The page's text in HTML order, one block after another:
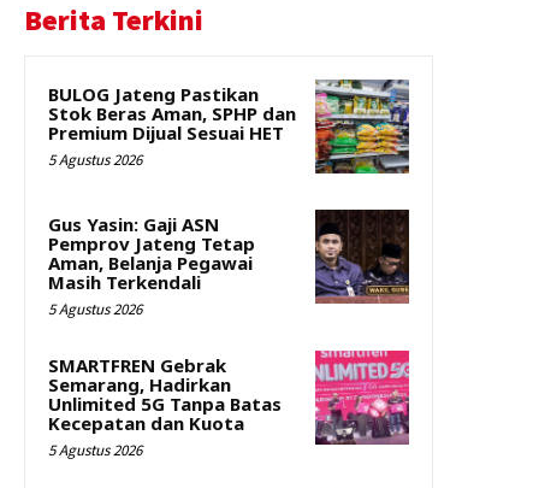
Berita Terkini
BULOG Jateng Pastikan
Stok Beras Aman, SPHP dan
Premium Dijual Sesuai HET
5 Agustus 2026
Gus Yasin: Gaji ASN
Pemprov Jateng Tetap
Aman, Belanja Pegawai
Masih Terkendali
5 Agustus 2026
SMARTFREN Gebrak
Semarang, Hadirkan
Unlimited 5G Tanpa Batas
Kecepatan dan Kuota
5 Agustus 2026